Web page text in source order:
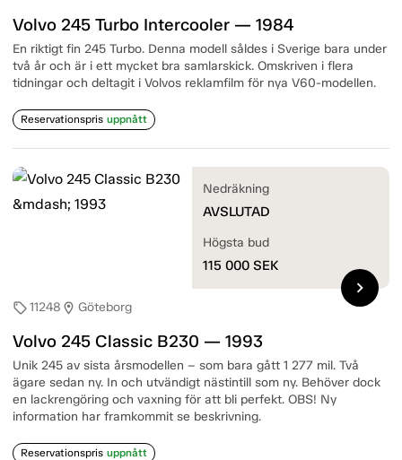
Volvo 245 Turbo Intercooler — 1984
En riktigt fin 245 Turbo. Denna modell såldes i Sverige bara under
två år och är i ett mycket bra samlarskick. Omskriven i flera
tidningar och deltagit i Volvos reklamfilm för nya V60-modellen.
Reservationspris uppnått
sell11248 location_on Göteborg
Volvo 245 Classic B230 — 1993
Unik 245 av sista årsmodellen – som bara gått 1 277 mil. Två
ägare sedan ny. In och utvändigt nästintill som ny. Behöver dock
en lackrengöring och vaxning för att bli perfekt. OBS! Ny
information har framkommit se beskrivning.
Reservationspris uppnått
Nedräkning
AVSLUTAD
Högsta bud
115 000 SEK
chevron_right